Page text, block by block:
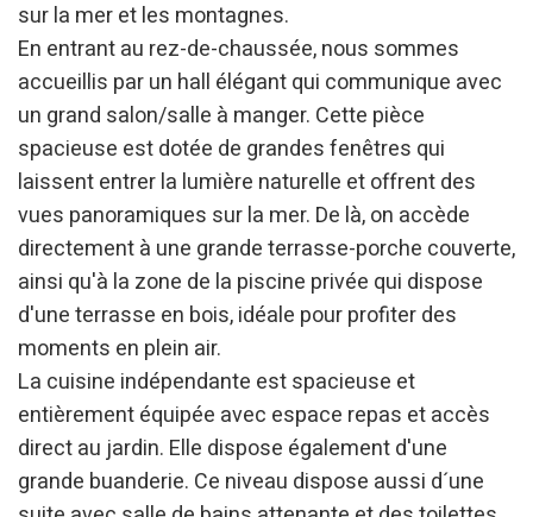
sur la mer et les montagnes.
En entrant au rez-de-chaussée, nous sommes
accueillis par un hall élégant qui communique avec
un grand salon/salle à manger. Cette pièce
spacieuse est dotée de grandes fenêtres qui
laissent entrer la lumière naturelle et offrent des
vues panoramiques sur la mer. De là, on accède
directement à une grande terrasse-porche couverte,
ainsi qu'à la zone de la piscine privée qui dispose
d'une terrasse en bois, idéale pour profiter des
moments en plein air.
La cuisine indépendante est spacieuse et
entièrement équipée avec espace repas et accès
direct au jardin. Elle dispose également d'une
grande buanderie. Ce niveau dispose aussi d´une